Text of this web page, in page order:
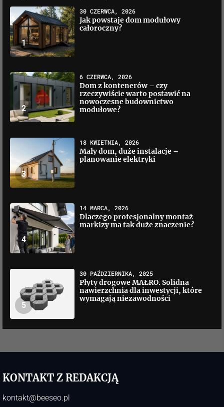
1
30 CZERWCA, 2026
Jak powstaje dom modułowy
całoroczny?
2
6 CZERWCA, 2026
Dom z kontenerów – czy
rzeczywiście warto postawić na
nowoczesne budownictwo
modułowe?
3
18 KWIETNIA, 2026
Mały dom, duże instalacje –
planowanie elektryki
4
14 MARCA, 2026
Dlaczego profesjonalny montaż
markizy ma tak duże znaczenie?
5
30 PAŹDZIERNIKA, 2025
Płyty drogowe MAŁRO. Solidna
nawierzchnia dla inwestycji, które
wymagają niezawodności
KONTAKT Z REDAKCJĄ
kontakt@beeseo.pl